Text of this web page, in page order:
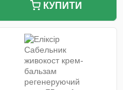
КУПИТИ